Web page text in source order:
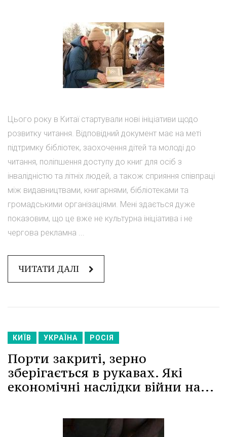
Цього року в Китаї стартували нові ініціативи щодо
розвитку читання. Відповідний документ має на меті
підтримку бібліотек, заохочення дітей та молоді до
читання, поліпшення доступу до книг для осіб з
інвалідністю та літніх людей, а також сприяння співпраці
між видавництвами, книгарнями, бібліотеками та
громадськими організаціями. Мені здається дуже
показовим, що це вже не культурна ініціатива і не
чергова рекламна ...
ЧИТАТИ ДАЛІ
КИЇВ УКРАЇНА РОСІЯ
Порти закриті, зерно
зберігається в рукавах. Які
економічні наслідки війни на...